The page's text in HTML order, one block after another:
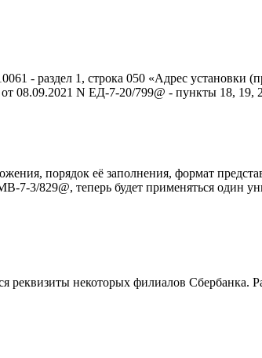
- раздел 1, строка 050 «Адрес установки
08.09.2021 N ЕД-7-20/799@ - пункты 18, 19,
порядок её заполнения, формат
3/829@, теперь будет применяться один
некоторых филиалов Сбербанка.